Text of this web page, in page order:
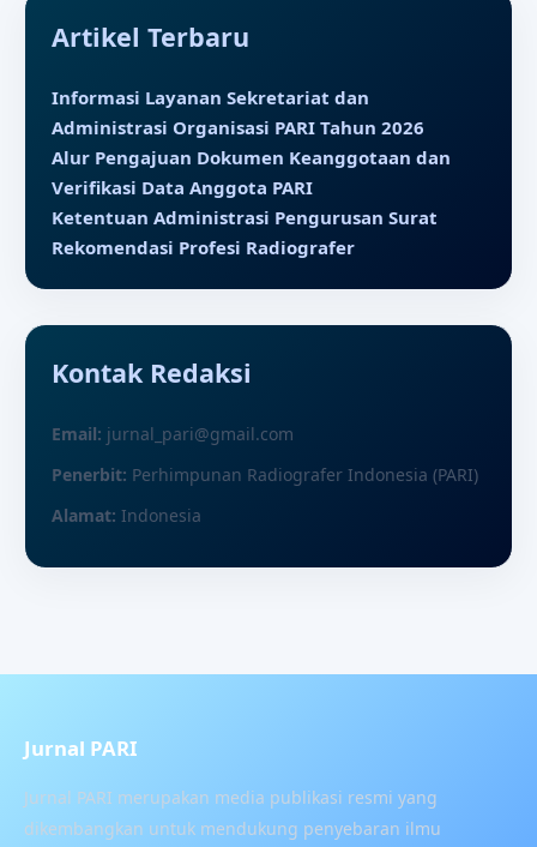
Artikel Terbaru
Informasi Layanan Sekretariat dan
Administrasi Organisasi PARI Tahun 2026
Alur Pengajuan Dokumen Keanggotaan dan
Verifikasi Data Anggota PARI
Ketentuan Administrasi Pengurusan Surat
Rekomendasi Profesi Radiografer
Kontak Redaksi
Email: jurnal_pari@gmail.com
Penerbit: Perhimpunan Radiografer Indonesia (PARI)
Alamat: Indonesia
Jurnal PARI
Jurnal PARI merupakan media publikasi resmi yang
dikembangkan untuk mendukung penyebaran ilmu